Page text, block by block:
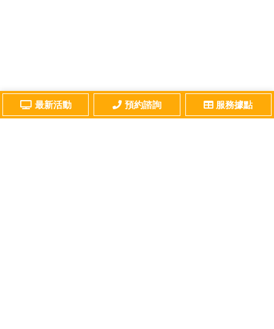
最新活動 預約諮詢 服務據點